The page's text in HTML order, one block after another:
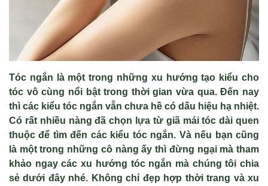
Tóc ngắn là một trong những xu hướng tạo kiểu cho
tóc vô cùng nổi bật trong thời gian vừa qua. Đến nay
thì các kiểu tóc ngắn vẫn chưa hề có dấu hiệu hạ nhiệt.
Có rất nhiều nàng đã chọn lựa từ giã mái tóc dài quen
thuộc để tìm đến các kiểu tóc ngắn. Và nếu bạn cũng
là một trong những cô nàng ấy thì đừng ngại mà tham
khảo ngay cácxu hướng tóc ngắn mà chúng tôi chia
sẻ dưới đây nhé. Không chỉ đẹp hợp thời trang và xu